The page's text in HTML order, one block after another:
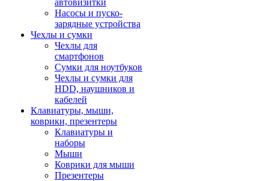
автовизитки
Насосы и пуско-
зарядные устройства
Чехлы и сумки
Чехлы для
смартфонов
Сумки для ноутбуков
Чехлы и сумки для
HDD, наушников и
кабелей
Клавиатуры, мыши,
коврики, презентеры
Клавиатуры и
наборы
Мыши
Коврики для мыши
Презентеры